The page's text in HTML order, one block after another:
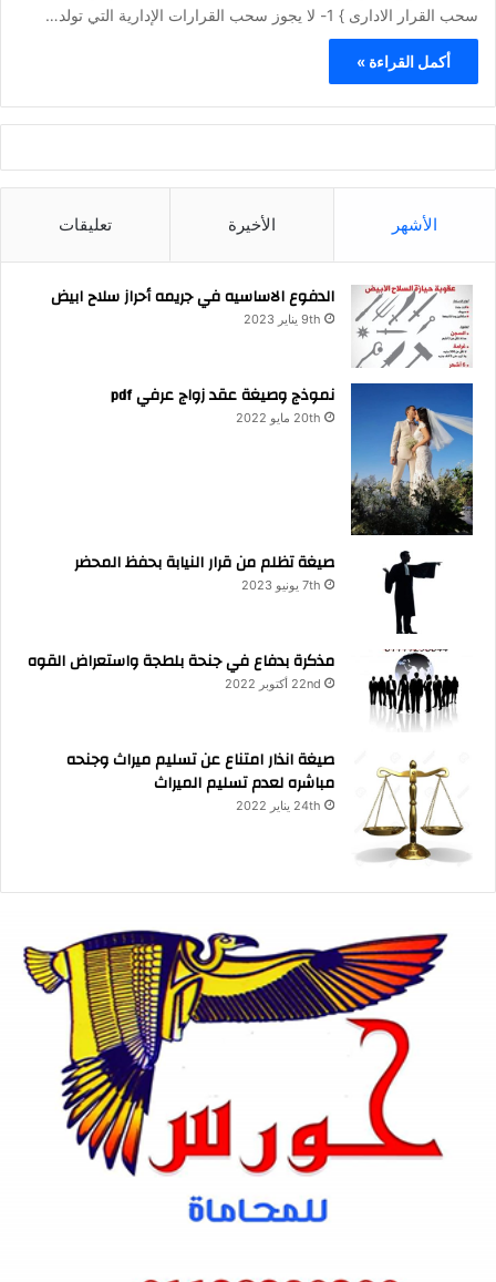
سحب القرار الادارى } 1- لا يجوز سحب القرارات الإدارية التي تولد…
أكمل القراءة »
الأشهر الأخيرة تعليقات
الدفوع الاساسيه في جريمه أحراز سلاح ابيض
9th يناير 2023
نموذج وصيغة عقد زواج عرفي pdf
20th مايو 2022
صيغة تظلم من قرار النيابة بحفظ المحضر
7th يونيو 2023
مذكرة بدفاع في جنحة بلطجة واستعراض القوه
22nd أكتوبر 2022
صيغة انذار امتناع عن تسليم ميراث وجنحه
مباشره لعدم تسليم الميراث
24th يناير 2022